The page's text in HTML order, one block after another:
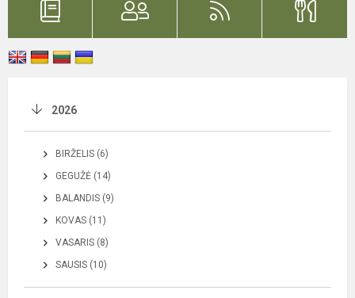
2026
BIRŽELIS (6)
GEGUŽĖ (14)
BALANDIS (9)
KOVAS (11)
VASARIS (8)
SAUSIS (10)